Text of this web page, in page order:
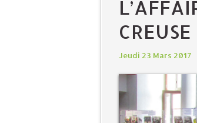
CREUSE
Jeudi 23 Mars 2017